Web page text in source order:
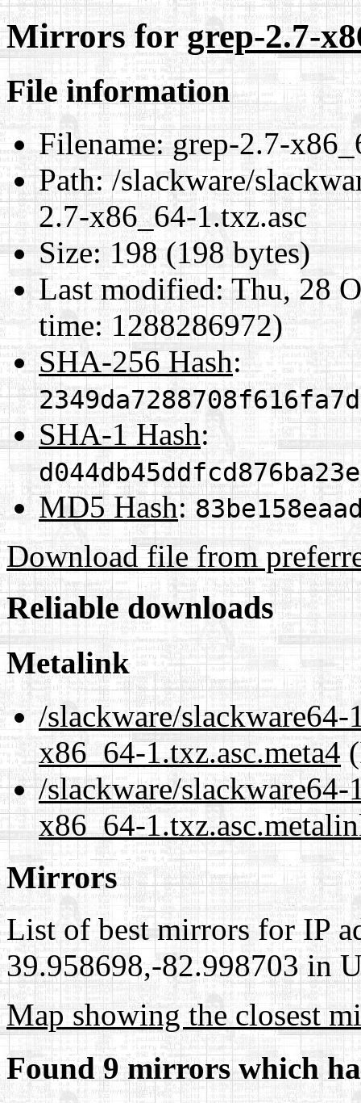
Mirrors forgrep-2.7-
File information
Filename:grep-2.7-
Path:/slackware/
2.7-x86_64-1.txz.asc
Size:198 (198 bytes)
Last modified:Thu, 28
time: 1288286972)
SHA-256 Hash:
SHA-1 Hash:
MD5 Hash:
Download file from
Reliable downloads
Metalink
/slackware/
x86_64-1.txz.asc.meta4
/slackware/
x86_64-
Mirrors
List of best mirrors for IP
39.958698,-82.998703 in
Map showing the closest
Found 9 mirrors which